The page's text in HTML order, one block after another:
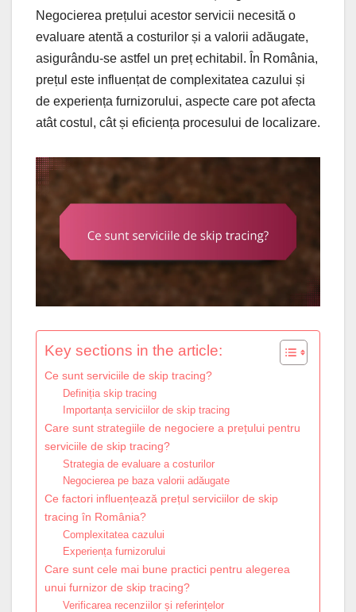
Negocierea prețului acestor servicii necesită o
evaluare atentă a costurilor și a valorii adăugate,
asigurându-se astfel un preț echitabil. În România,
prețul este influențat de complexitatea cazului și
de experiența furnizorului, aspecte care pot afecta
atât costul, cât și eficiența procesului de localizare.
Key sections in the article:
Ce sunt serviciile de skip tracing?
Definiția skip tracing
Importanța serviciilor de skip tracing
Care sunt strategiile de negociere a prețului pentru
serviciile de skip tracing?
Strategia de evaluare a costurilor
Negocierea pe baza valorii adăugate
Ce factori influențează prețul serviciilor de skip
tracing în România?
Complexitatea cazului
Experiența furnizorului
Care sunt cele mai bune practici pentru alegerea
unui furnizor de skip tracing?
Verificarea recenziilor și referințelor